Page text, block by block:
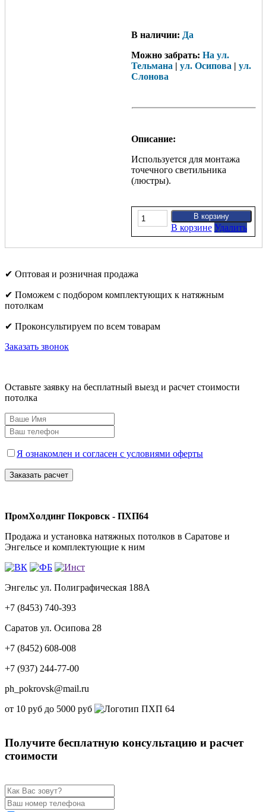
В наличии: Да
Можно забрать: На ул.
Тельмана| ул. Осипова| ул.
Слонова
Описание:
Используется для монтажа
точечного светильника
(люстры).
В корзине Удалить
✔ Оптовая и розничная продажа
✔ Поможем с подбором комплектующих к натяжным
потолкам
✔ Проконсультируем по всем товарам
Заказать звонок
Оставьте заявку на бесплатный выезд и расчет стоимости
потолка
Я ознакомлен и согласен с условиями оферты
ПромХолдинг Покровск - ПХП64
Продажа и установка натяжных потолков в Саратове и
Энгельсе и комплектующие к ним
Энгельс ул. Полиграфическая 188А
+7 (8453) 740-393
Саратов ул. Осипова 28
+7 (8452) 608-008
+7 (937) 244-77-00
ph_pokrovsk@mail.ru
от 10 руб до 5000 руб
Получите бесплатную консультацию и расчет
стоимости